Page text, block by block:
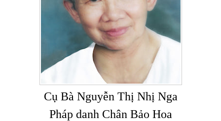
Cụ Bà Nguyễn Thị Nhị Nga
Pháp danh Chân Bảo Hoa